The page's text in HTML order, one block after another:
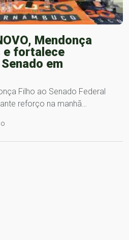
Mendonça
e fortalece
em
Filho ao Senado Federal
reforço na manhã…